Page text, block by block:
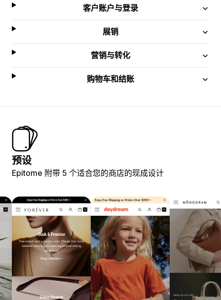
客户账户与登录
展销
营销与转化
购物车和结账
预设
Epitome 附带 5 个适合您的商店的现成设计